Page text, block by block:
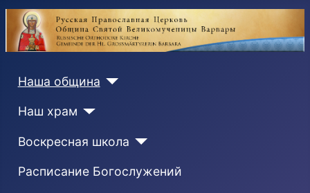
Наша община
Наш храм
Воскресная школа
Расписание Богослужений